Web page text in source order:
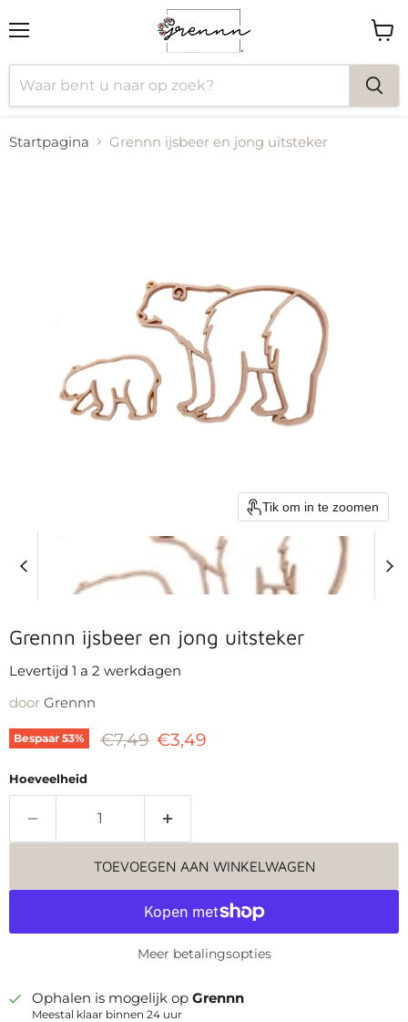
Startpagina Grennn ijsbeer en jong uitsteker
Tik om in te zoomen
Grennn ijsbeer en jong uitsteker
Levertijd 1 a 2 werkdagen
door Grennn
Bespaar 53% Oorspronkelijke prijs
€7,49 Huidige prijs
€3,49
Hoeveelheid
TOEVOEGEN AAN WINKELWAGEN
Meer betalingsopties
Ophalen is mogelijk op Grennn
Meestal klaar binnen 24 uur